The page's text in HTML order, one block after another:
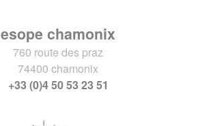
esope chamonix
760 route des praz
74400 chamonix
+33 (0)4 50 53 23 51